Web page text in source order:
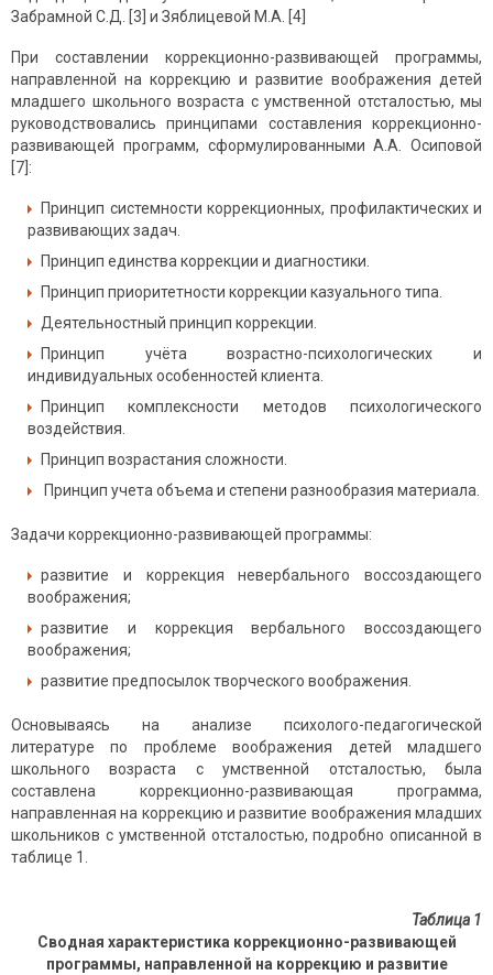
Забрамной С.Д. [3] и Зяблицевой М.А. [4]
При составлении коррекционно-развивающей программы,
направленной на коррекцию и развитие воображения детей
младшего школьного возраста с умственной отсталостью, мы
руководствовались принципами составления коррекционно-
развивающей программ, сформулированными А.А. Осиповой
[7]:
Принцип системности коррекционных, профилактических и
развивающих задач.
Принцип единства коррекции и диагностики.
Принцип приоритетности коррекции казуального типа.
Деятельностный принцип коррекции.
Принцип учёта возрастно-психологических и
индивидуальных особенностей клиента.
Принцип комплексности методов психологического
воздействия.
Принцип возрастания сложности.
Принцип учета объема и степени разнообразия материала.
Задачи коррекционно-развивающей программы:
развитие и коррекция невербального воссоздающего
воображения;
развитие и коррекция вербального воссоздающего
воображения;
развитие предпосылок творческого воображения.
Основываясь на анализе психолого-педагогической
литературе по проблеме воображения детей младшего
школьного возраста с умственной отсталостью, была
составлена коррекционно-развивающая программа,
направленная на коррекцию и развитие воображения младших
школьников с умственной отсталостью, подробно описанной в
таблице 1.
Таблица 1
Сводная характеристика коррекционно-развивающей
программы, направленной на коррекцию и развитие